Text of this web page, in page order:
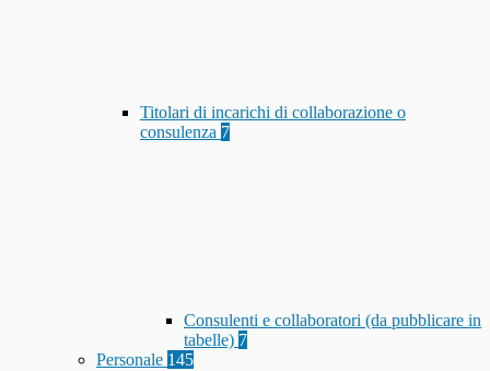
Titolari di incarichi di collaborazione o
consulenza 7
Consulenti e collaboratori (da pubblicare in
tabelle) 7
Personale 145